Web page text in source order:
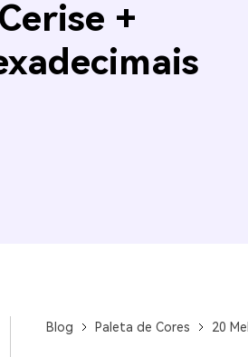
+
Blog Paleta de Cores 20